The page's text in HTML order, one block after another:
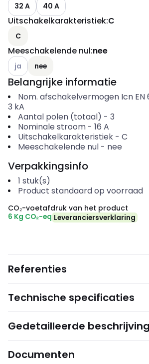
32 A
40 A
Uitschakelkarakteristiek:C
C
Meeschakelende nul:nee
Andere varianten (Huidige combinatie
ja nee
Belangrijke informatie
Nom. afschakelvermogen Icn EN
3 kA
Aantal polen (totaal) - 3
Nominale stroom- 16 A
Uitschakelkarakteristiek- C
Meeschakelende nul- nee
Verpakkingsinfo
1 stuk(s)
Product standaard op voorraad
CO₂-voetafdruk van het product
6 Kg CO₂-eq Leveranciersverklaring
Referenties
Technische specificaties
Gedetailleerde beschrijving
Documenten